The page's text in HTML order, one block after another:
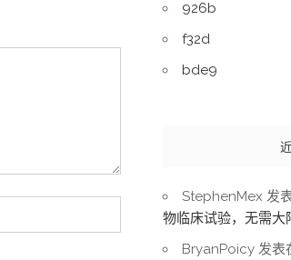
926b
f32d
bde9
StephenMex 发
物临床试验，无需大
BryanPoicy 发表